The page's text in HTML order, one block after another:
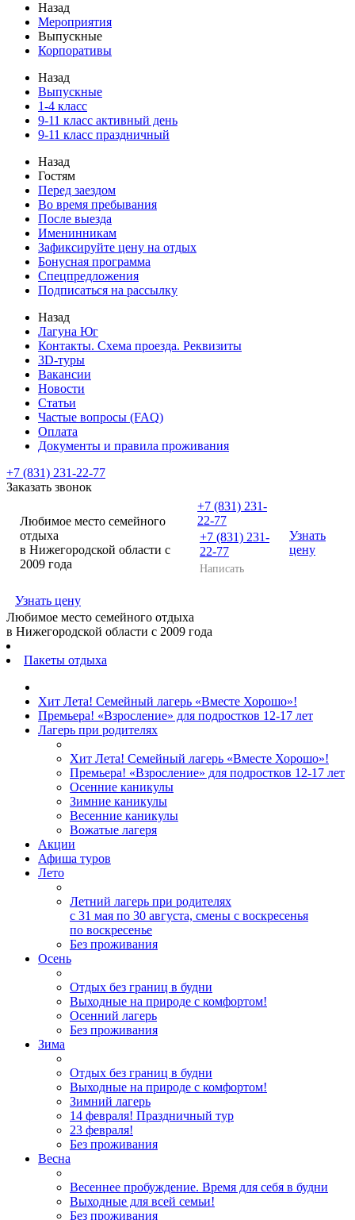
Назад
Мероприятия
Выпускные
Корпоративы
Назад
Выпускные
1‑4 класс
9‑11 класс активный день
9‑11 класс праздничный
Назад
Гостям
Перед заездом
Во время пребывания
После выезда
Именинникам
Зафиксируйте цену на отдых
Бонусная программа
Спецпредложения
Подписаться на рассылку
Назад
Лагуна Юг
Контакты. Схема проезда. Реквизиты
3D-туры
Вакансии
Новости
Статьи
Частые вопросы (FAQ)
Оплата
Документы и правила проживания
+7 (831) 231-22-77
Заказать звонок
Любимое место семейного
отдыха
в Нижегородской области с
2009 года
+7 (831) 231-
22-77
+7 (831) 231-
22-77
Написать
Узнать
цену
Узнать цену
Любимое место семейного отдыха
в Нижегородской области с 2009 года
Пакеты отдыха
Хит Лета! Семейный лагерь «Вместе Хорошо»!
Премьера! «Взросление» для подростков 12‑17 лет
Лагерь при родителях
Хит Лета! Семейный лагерь «Вместе Хорошо»!
Премьера! «Взросление» для подростков 12‑17 лет
Осенние каникулы
Зимние каникулы
Весенние каникулы
Вожатые лагеря
Акции
Афиша туров
Лето
Летний лагерь при родителях
с 31 мая по 30 августа, смены с воскресенья
по воскресенье
Без проживания
Осень
Отдых без границ в будни
Выходные на природе с комфортом!
Осенний лагерь
Без проживания
Зима
Отдых без границ в будни
Выходные на природе с комфортом!
Зимний лагерь
14 февраля! Праздничный тур
23 февраля!
Без проживания
Весна
Весеннее пробуждение. Время для себя в будни
Выходные для всей семьи!
Без проживания